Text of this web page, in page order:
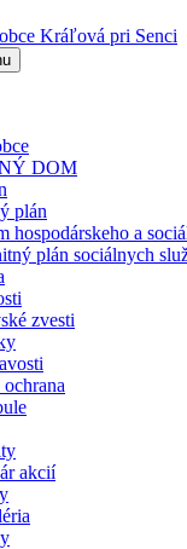
DOM
plán
hospodárskeho a
plán sociálnych
zvesti
akcií